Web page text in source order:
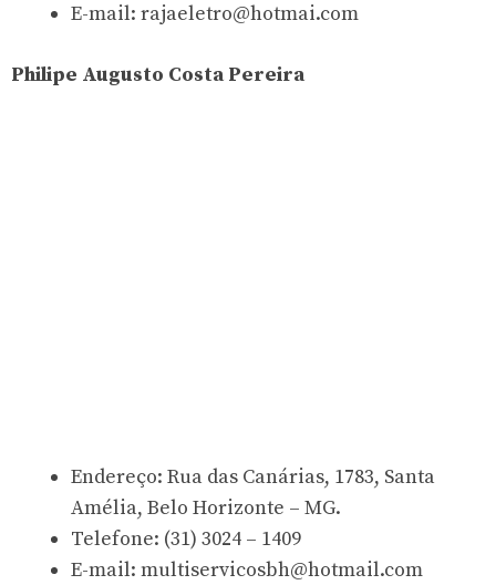
E-mail: rajaeletro@hotmai.com
Philipe Augusto Costa Pereira
Endereço: Rua das Canárias, 1783, Santa
Amélia, Belo Horizonte – MG.
Telefone: (31) 3024 – 1409
E-mail: multiservicosbh@hotmail.com